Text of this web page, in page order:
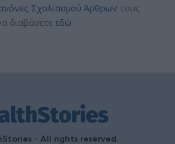
Σχολιασμού Άρθρων τους
διαβάσετε εδώ.
- All rights reserved.